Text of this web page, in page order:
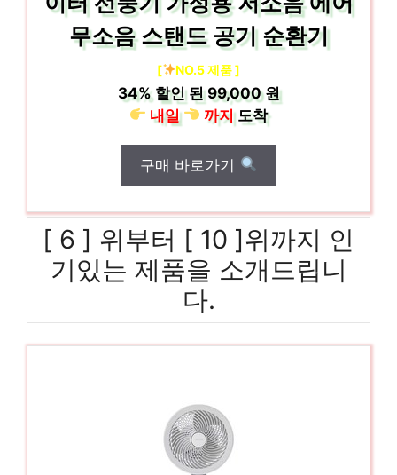
무소음 스탠드 공기 순환기
[ NO.5 제품 ]
34%할인 된99,000 원
내일
까지도착
구매 바로가기
[ 6 ] 위부터 [ 10 ]위까지 인
기있는 제품을 소개드립니
다.